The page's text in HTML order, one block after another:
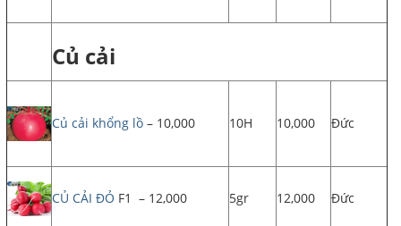
Củ cải
Củ cải khổng lồ – 10,000 10H 10,000 Đức
CỦ CẢI ĐỎ F1 – 12,000 5gr 12,000 Đức